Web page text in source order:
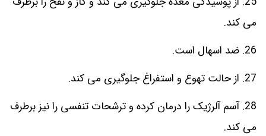
می کند.
26. ضد اسهال است.
27. از حالت تهوع و استفراغ جلوگیری می کند.
28. آسم آلرژیک را درمان کرده و ترشحات تنفسی را نیز برطرف
می کند.